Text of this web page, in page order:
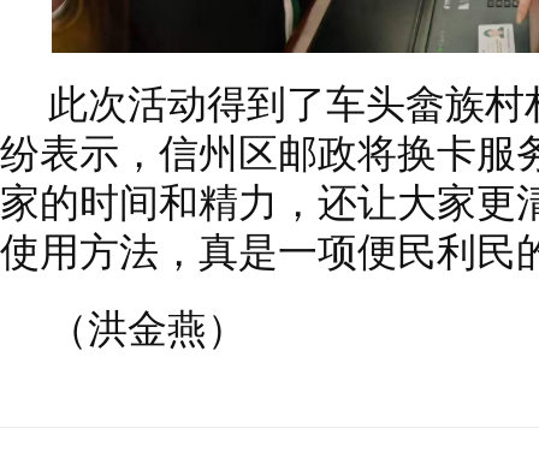
此次活动得到了车头畲族
纷表示，信州区邮政将换卡服
家的时间和精力，还让大家更
使用方法，真是一项便民利民
（洪金燕）